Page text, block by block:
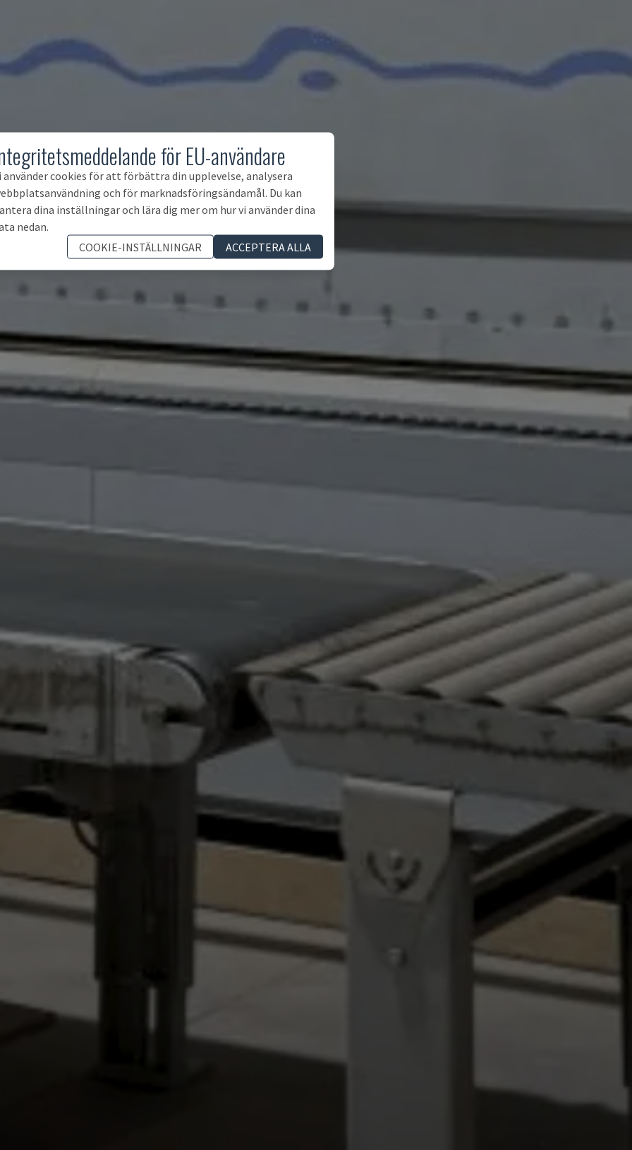
för EU-användare
använder cookies för att förbättra din upplevelse, analysera
och för marknadsföringsändamål. Du kan
dina inställningar och lära dig mer om hur vi använder dina
nedan.
COOKIE-INSTÄLLNINGAR
ACCEPTERA ALLA